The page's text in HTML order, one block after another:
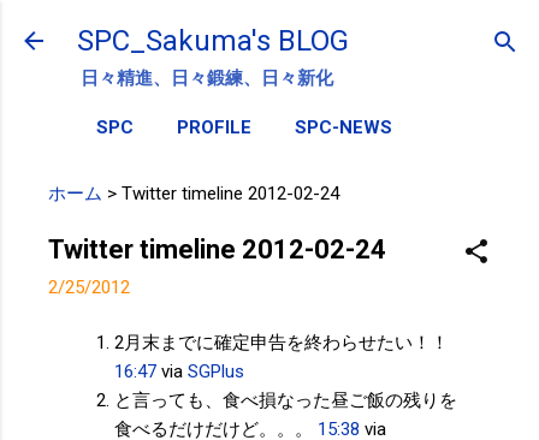
スキップしてメイン コンテンツに移動
SPC_Sakuma's BLOG
日々精進、日々鍛練、日々新化
SPC PROFILE SPC-NEWS
ホーム > Twitter timeline 2012-02-24
Twitter timeline 2012-02-24
2/25/2012
2月末までに確定申告を終わらせたい！！
16:47 via SGPlus
と言っても、食べ損なった昼ご飯の残りを
食べるだけだけど。。。
15:38 via